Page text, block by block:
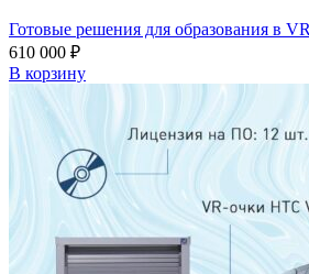
Готовые решения для образования в
610 000 ₽
В корзину